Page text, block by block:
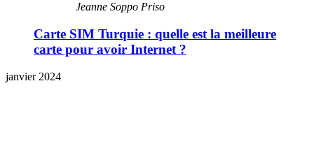
Jeanne Soppo Priso
Carte SIM Turquie : quelle est la meilleure
carte pour avoir Internet ?
janvier 2024